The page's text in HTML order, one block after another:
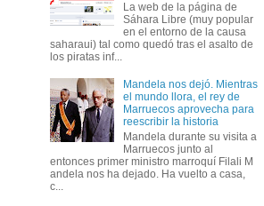
La web de la página de
Sáhara Libre (muy popular
en el entorno de la causa
saharaui) tal como quedó tras el asalto de
los piratas inf...
Mandela nos dejó. Mientras
el mundo llora, el rey de
Marruecos aprovecha para
reescribir la historia
Mandela durante su visita a
Marruecos junto al
entonces primer ministro marroquí Filali M
andela nos ha dejado. Ha vuelto a casa,
c...